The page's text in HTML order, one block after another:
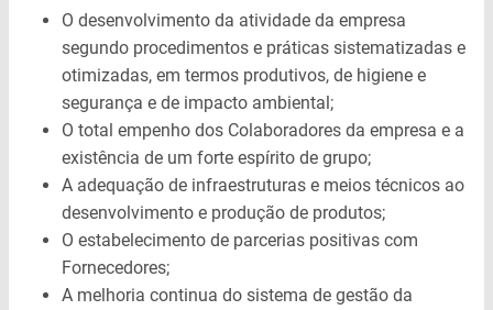
O desenvolvimento da atividade da empresa
segundo procedimentos e práticas sistematizadas e
otimizadas, em termos produtivos, de higiene e
segurança e de impacto ambiental;
O total empenho dos Colaboradores da empresa e a
existência de um forte espírito de grupo;
A adequação de infraestruturas e meios técnicos ao
desenvolvimento e produção de produtos;
O estabelecimento de parcerias positivas com
Fornecedores;
A melhoria continua do sistema de gestão da